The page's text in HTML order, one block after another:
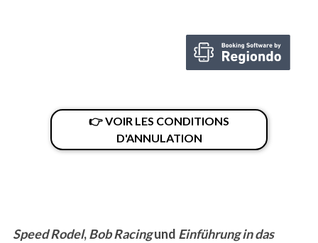
👉 VOIR LES CONDITIONS
D'ANNULATION
Speed Rodel,Bob Racingund Einführung in das